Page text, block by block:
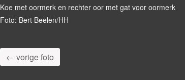
Koe met oormerk en rechter oor met gat voor oormerk
Foto: Bert Beelen/HH
← vorige foto